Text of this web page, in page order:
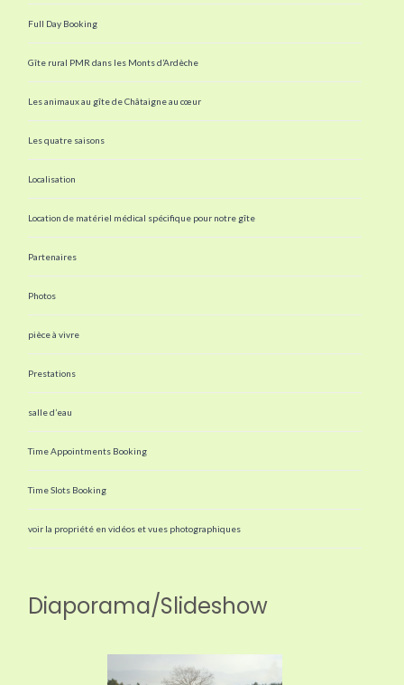
Full Day Booking
Gîte rural PMR dans les Monts d’Ardèche
Les animaux au gîte de Châtaigne au cœur
Les quatre saisons
Localisation
Location de matériel médical spécifique pour notre gîte
Partenaires
Photos
pièce à vivre
Prestations
salle d’eau
Time Appointments Booking
Time Slots Booking
voir la propriété en vidéos et vues photographiques
Diaporama/Slideshow